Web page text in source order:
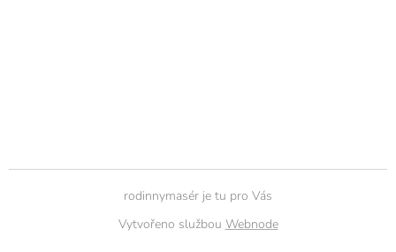
rodinnymasér je tu pro Vás
Vytvořeno službou Webnode